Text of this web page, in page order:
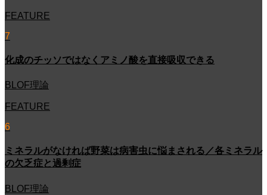
FEATURE
7
化成のチッソではなくアミノ酸を直接吸収できる
BLOF理論
FEATURE
6
ミネラルがなければ野菜は病害虫に悩まされる／各ミネラル
の欠乏症と過剰症
BLOF理論